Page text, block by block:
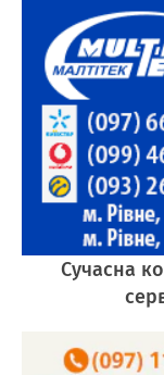
Сучасна